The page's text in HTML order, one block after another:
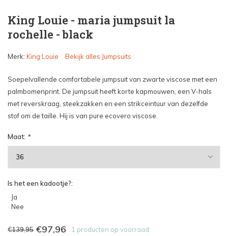
King Louie - maria jumpsuit la
rochelle - black
Merk: King Louie Bekijk alles Jumpsuits
Soepelvallende comfortabele jumpsuit van zwarte viscose met een
palmbomenprint. De jumpsuit heeft korte kapmouwen, een V-hals
met reverskraag, steekzakken en een strikceintuur van dezelfde
stof om de taille. Hij is van pure ecovero viscose.
Maat: *
Is het een kadootje?:
Ja
Nee
€139,95 €97,96 1 producten op voorraad